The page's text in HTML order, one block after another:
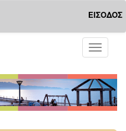
ΕΙΣΟΔΟΣ
Toggle